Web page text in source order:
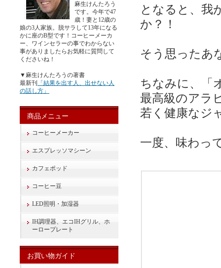
となると、我
か？！
そう思ったあ
ちなみに、「
最高級のアラ
若く健康なジ
一度、味わっ
麻生けんたろう
です。今年で47
歳！妻と12歳の
娘の3人家族。脱サラして13年になる
かに座のB型です！コーヒーメーカ
ー、ワインセラーの事でわからない
事がありましたらお気軽に質問して
くださいね！
▼麻生けんたろうの著書
最新刊
「結果を出す人、出せない人
の話し方」
商品メニュー
コーヒーメーカー
エスプレッソマシーン
カフェポッド
コーヒー豆
LED照明・加湿器
IH調理器、エコIHグリル、ホ
ーロープレート
お買い物ガイド